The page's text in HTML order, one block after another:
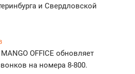
и Свердловской
OFFICE обновляет
на номера 8-800.